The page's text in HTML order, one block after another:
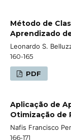
Método de
Aprendizado
Leonardo S.
160-165
PDF
Aplicação de
Otimização de
Nafis Francisco
166-171